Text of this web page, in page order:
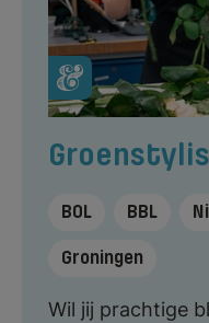
BOL BBL
Groningen
Wil jij prachtige